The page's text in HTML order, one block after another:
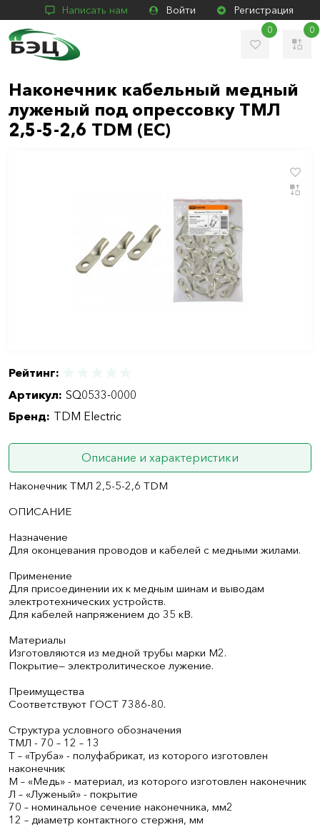
Написать нам Войти Регистрация
0 0
Наконечник кабельный медный
луженый под опрессовку ТМЛ
2,5-5-2,6 TDM (ЕС)
Рейтинг:
Артикул: SQ0533-0000
Бренд: TDM Electric
Описание и характеристики
Наконечник ТМЛ 2,5-5-2,6 TDM
ОПИСАНИЕ
Назначение
Для оконцевания проводов и кабелей с медными жилами.
Применение
Для присоединении их к медным шинам и выводам
электротехнических устройств.
Для кабелей напряжением до 35 кВ.
Материалы
Изготовляются из медной трубы марки М2.
Покрытие— электролитическое лужение.
Преимущества
Соответствуют ГОСТ 7386-80.
Структура условного обозначения
ТМЛ - 70 – 12 – 13
Т – «Труба» - полуфабрикат, из которого изготовлен
наконечник
М – «Медь» - материал, из которого изготовлен наконечник
Л – «Луженый» - покрытие
70 – номинальное сечение наконечника, мм2
12 – диаметр контактного стержня, мм